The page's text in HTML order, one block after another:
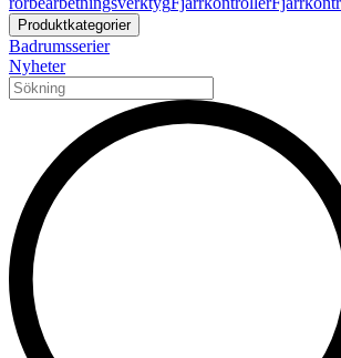
Produktkategorier
Badrumsserier
Nyheter